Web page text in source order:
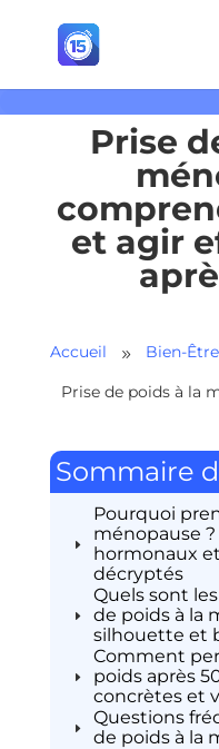
Prise
et agir
Accueil 9 Bien-Être
Sommaire
Pourquoi
ménopause
hormonaux
décryptés
Quels sont
de poids à la
silhouette et
Comment
poids après
concrètes et
Questions
de poids à la